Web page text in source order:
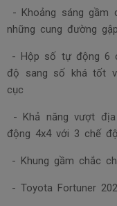
- Khoảng sáng gầm
những cung đường
- Hộp số tự động 6
độ sang số khá tốt
cục
- Khả năng vượt
động 4x4 với 3 chế
- Khung gầm chắc
- Toyota Fortuner